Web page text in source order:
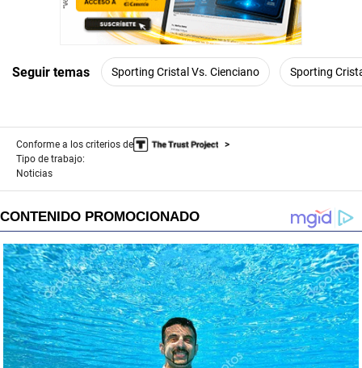
Seguir temas Sporting Cristal Vs. Cienciano Sporting
Conforme a los criterios de
Tipo de trabajo:
Noticias